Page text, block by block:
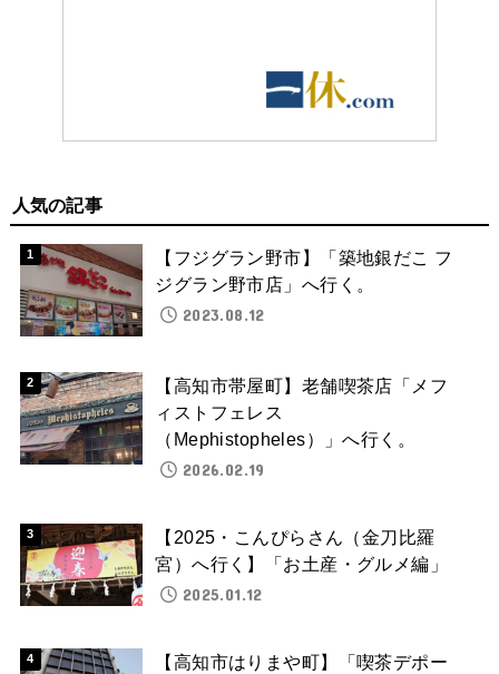
人気の記事
【フジグラン野市】「築地銀だこ フ
ジグラン野市店」へ行く。
2023.08.12
【高知市帯屋町】老舗喫茶店「メフ
ィストフェレス
（Mephistopheles）」へ行く。
2026.02.19
【2025・こんぴらさん（金刀比羅
宮）へ行く】「お土産・グルメ編」
2025.01.12
【高知市はりまや町】「喫茶デポー